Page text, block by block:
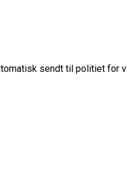
sendt til politiet for